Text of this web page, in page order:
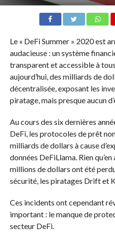
Le « DeFi Summer » 2020 est
audacieuse : un système
transparent et accessible à
aujourd’hui, des milliards de
décentralisée, exposant les
piratage, mais presque aucun
Au cours des six dernières
DeFi, les protocoles de prêt
milliards de dollars à cause
données DeFiLlama. Rien
millions de dollars ont été
sécurité, les piratages Drift et
Ces incidents ont cependant
important : le manque de
secteur DeFi.